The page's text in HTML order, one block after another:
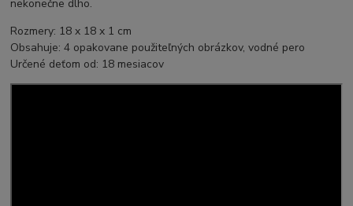
nekonečne dlho.
Rozmery: 18 x 18 x 1 cm
Obsahuje: 4 opakovane použiteľných obrázkov, vodné pero
Určené deťom od: 18 mesiacov